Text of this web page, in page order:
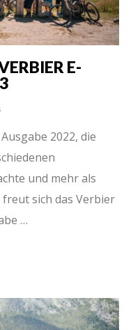
E-
2022, die
und mehr als
sich das Verbier
…